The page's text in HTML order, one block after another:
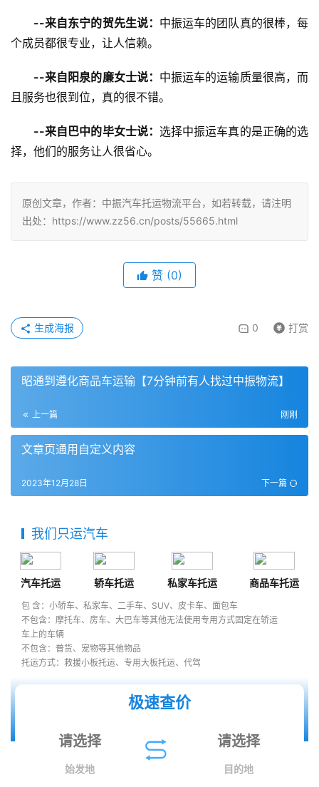
--来自东宁的贺先生说： 中振运车的团队真的很棒，每
个成员都很专业，让人信赖。
--来自阳泉的廉女士说： 中振运车的运输质量很高，而
且服务也很到位，真的很不错。
--来自巴中的毕女士说： 选择中振运车真的是正确的选
择，他们的服务让人很省心。
原创文章，作者：中振汽车托运物流平台，如若转载，请注明
出处：https://www.zz56.cn/posts/55665.html
赞 (0)
0 打赏
生成海报
昭通到遵化商品车运输【7分钟前有人找过中振物流】
上一篇 刚刚
文章页通用自定义内容
下一篇
2023年12月28日
我们只运汽车
汽车托运 轿车托运 私家车托运 商品车托运
包 含：小轿车、私家车、二手车、SUV、皮卡车、面包车
不包含：摩托车、房车、大巴车等其他无法使用专用方式固定在轿运
车上的车辆
不包含：普货、宠物等其他物品
托运方式：救援小板托运、专用大板托运、代驾
极速查价
始发地 目的地